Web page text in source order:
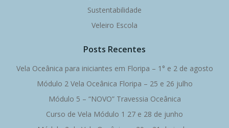
Sustentabilidade
Veleiro Escola
Posts Recentes
Vela Oceânica para iniciantes em Floripa – 1° e 2 de agosto
Módulo 2 Vela Oceânica Floripa – 25 e 26 julho
Módulo 5 – “NOVO” Travessia Oceânica
Curso de Vela Módulo 1 27 e 28 de junho